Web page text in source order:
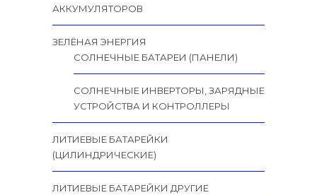
АККУМУЛЯТОРОВ
ЗЕЛЁНАЯ ЭНЕРГИЯ
СОЛНЕЧНЫЕ БАТАРЕИ (ПАНЕЛИ)
СОЛНЕЧНЫЕ ИНВЕРТОРЫ, ЗАРЯДНЫЕ
УСТРОЙСТВА И КОНТРОЛЛЕРЫ
ЛИТИЕВЫЕ БАТАРЕЙКИ
(ЦИЛИНДРИЧЕСКИЕ)
ЛИТИЕВЫЕ БАТАРЕЙКИ ДРУГИЕ